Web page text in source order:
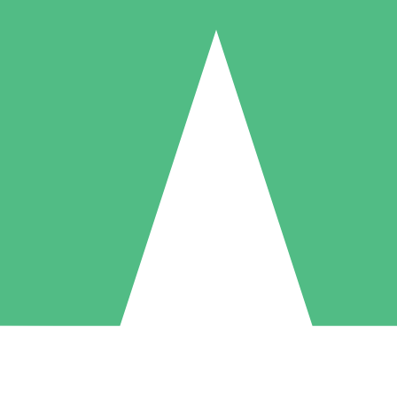
Individuele Creditpakketten
per gebruik met downloadtegoeden. Geen maandelijkse verplichting
5 Downloaden
US$